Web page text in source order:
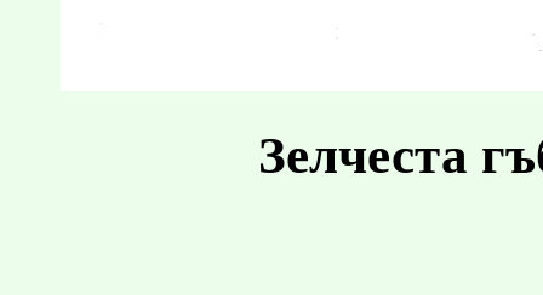
Зелчеста